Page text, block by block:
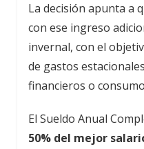
La decisión apunta a
con ese ingreso
invernal, con el
de gastos
financieros o
El Sueldo Anual
50% del mejor